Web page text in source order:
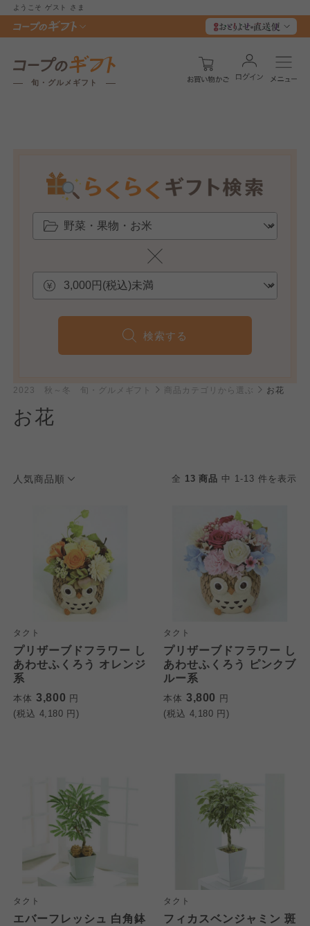
ようこそ ゲスト さま
旬・グルメギフト
検索する
2023 秋～冬 旬・グルメギフト 商品カテゴリから選ぶ お花
お花
人気商品順 全 13 商品 中 1-13 件を表示
タクト
プリザーブドフラワー し
あわせふくろう オレンジ
系
本体 3,800 円
(税込 4,180 円)
タクト
プリザーブドフラワー し
あわせふくろう ピンクブ
ルー系
本体 3,800 円
(税込 4,180 円)
タクト
エバーフレッシュ 白角鉢
タクト
フィカスベンジャミン 斑